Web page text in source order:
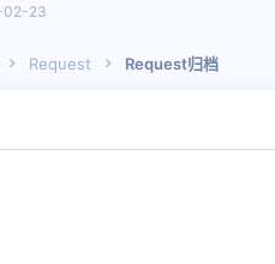
02-23
Request Request归档